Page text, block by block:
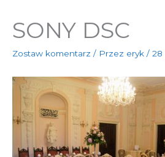
SONY DSC
Zostaw komentarz / Przez eryk / 28